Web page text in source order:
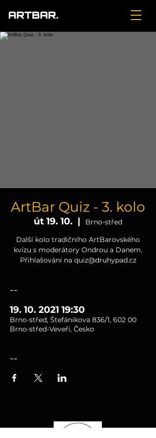
ArtBar Quiz - 3. kolo
út 19. 10.
  |
Brno-střed
Další kolo tradičního ArtBarovského
kvízu s moderátory Ondrou a Danem.
Přihlašování na quiz@druhypad.cz
--
19. 10. 2021 19:30
Brno-střed, Štefánikova 836/1, 602 00
Brno-střed-Veveří, Česko
--